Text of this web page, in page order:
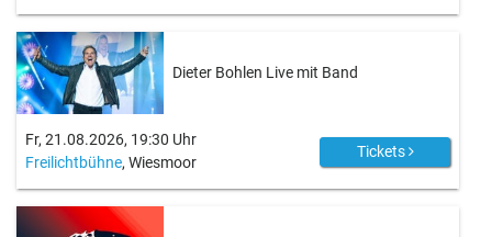
Dieter Bohlen Live mit Band
Fr, 21.08.2026, 19:30 Uhr
Freilichtbühne, Wiesmoor
Tickets